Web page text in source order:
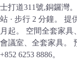
士打道311號,銅鑼灣
站 · 步行 2 分鐘。 提
月起。 空間全套家
會議室、全套家具。
+852 6253 8886。